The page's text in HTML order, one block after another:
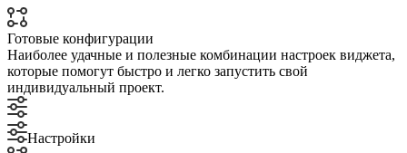
Готовые конфигурации
Наиболее удачные и полезные комбинации настроек виджета,
которые помогут быстро и легко запустить свой
индивидуальный проект.
Настройки